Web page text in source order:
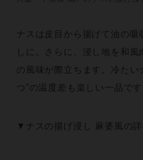
ナスは皮目から揚げて油の
しに。さらに、浸し地を和風
の風味が際立ちます。冷たい
つ”の温度差も楽しい一品です
▼ナスの揚げ浸し 麻婆風の詳